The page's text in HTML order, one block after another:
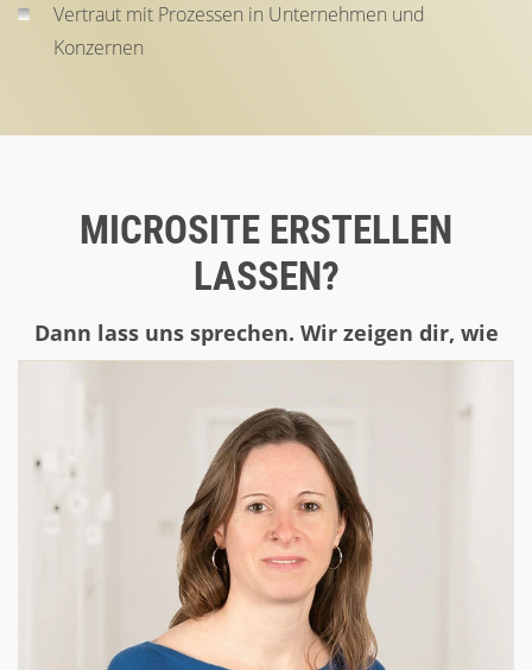
Vertraut mit Prozessen in Unternehmen und
Konzernen
MICROSITE ERSTELLEN
LASSEN?
Dann lass uns sprechen. Wir zeigen dir, wie
du mit einer Microsite mehr erreichst.